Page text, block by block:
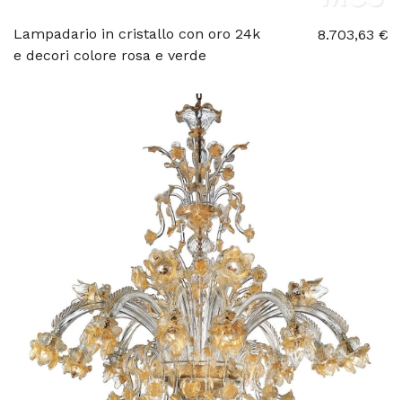
Lampadario in cristallo con oro 24k
e decori colore rosa e verde
8.703,63 €